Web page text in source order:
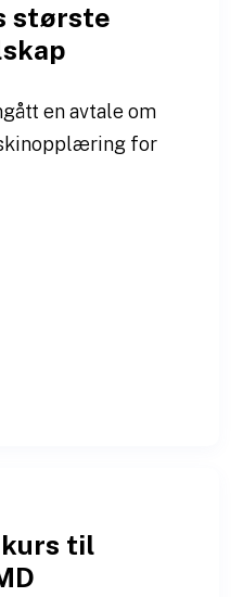
største
en avtale om
for
kurs til